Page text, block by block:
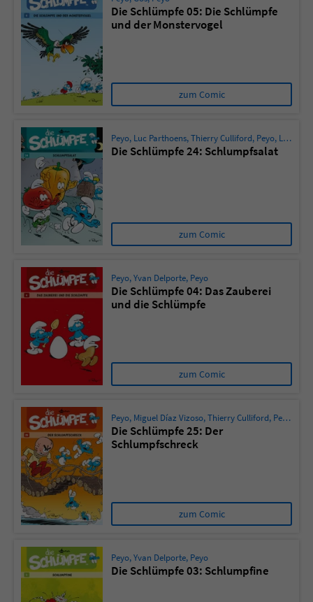
Die Schlümpfe 05: Die Schlümpfe
und der Monstervogel
zum Comic
Peyo, Luc Parthoens,Thierry Culliford, Peyo, Ludo Borecki
Die Schlümpfe 24: Schlumpfsalat
zum Comic
Peyo,Yvan Delporte, Peyo
Die Schlümpfe 04: Das Zauberei
und die Schlümpfe
zum Comic
Peyo, Miguel Díaz Vizoso,Thierry Culliford, Peyo
Die Schlümpfe 25: Der
Schlumpfschreck
zum Comic
Peyo,Yvan Delporte, Peyo
Die Schlümpfe 03: Schlumpfine